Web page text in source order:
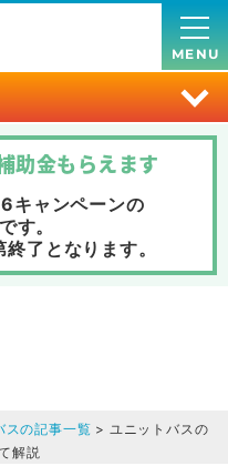
MENU
助金もらえます
キャンペーンの
す。
終了となります。
スの記事一覧 > ユニットバスの
解説